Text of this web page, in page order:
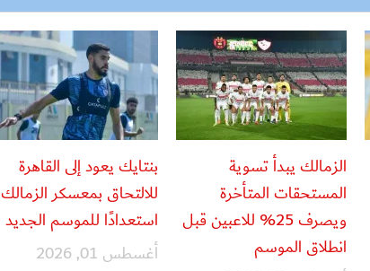
الزمالك يبدأ تسوية
المستحقات المتأخرة
ويصرف 25% للاعبين قبل
انطلاق الموسم
بنتايك يعود إلى القاهرة
للالتحاق بمعسكر الزمالك
استعدادًا للموسم الجديد
أغسطس 01, 2026